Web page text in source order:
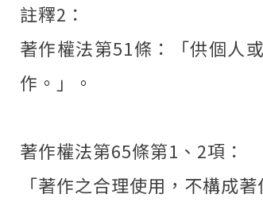
註釋2：
著作權法第51條：「供個人
作。」。
著作權法第65條第1、2項：
「著作之合理使用，不構成